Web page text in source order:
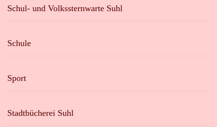
Schul- und Volkssternwarte Suhl
Schule
Sport
Stadtbücherei Suhl